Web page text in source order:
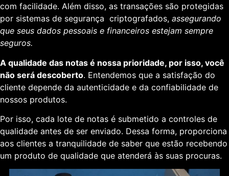
com facilidade. Além disso, as transações são protegidas
por sistemas de segurança criptografados, assegurando
que seus dados pessoais e financeiros estejam sempre
seguros.
A qualidade das notas é nossa prioridade, por isso, você
não será descoberto. Entendemos que a satisfação do
cliente depende da autenticidade e da confiabilidade de
nossos produtos.
Por isso, cada lote de notas é submetido a controles de
qualidade antes de ser enviado. Dessa forma, proporciona
aos clientes a tranquilidade de saber que estão recebendo
um produto de qualidade que atenderá às suas procuras.